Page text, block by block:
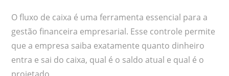
O fluxo de caixa é uma ferramenta essencial para a
gestão financeira empresarial. Esse controle permite
que a empresa saiba exatamente quanto dinheiro
entra e sai do caixa, qual é o saldo atual e qual é o